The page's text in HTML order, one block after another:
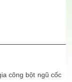
công bột ngũ cốc